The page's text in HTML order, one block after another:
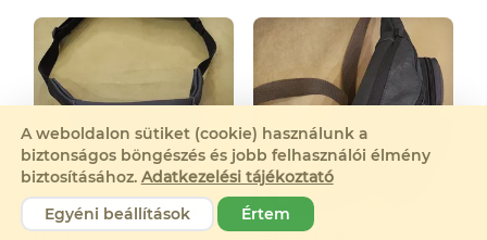
Övtáska Férfi övtáska
A weboldalon sütiket (cookie) használunk a
biztonságos böngészés és jobb felhasználói élmény
biztosításához. Adatkezelési tájékoztató
Egyéni beállítások
Értem